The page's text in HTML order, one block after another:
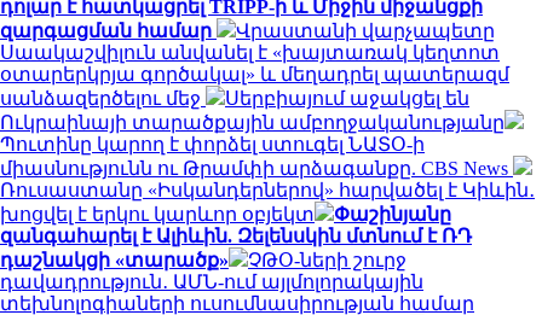
դոլար է հատկացրել TRIPP-ի և Միջին միջանցքի
զարգացման համար
Վրաստանի վարչապետը
Սաակաշվիլուն անվանել է «խայտառակ կեղտոտ
օտարերկրյա գործակալ» և մեղադրել պատերազմ
սանձազերծելու մեջ
Սերբիայում աջակցել են
Ուկրաինայի տարածքային ամբողջականությանը
Պուտինը կարող է փորձել ստուգել ՆԱՏՕ-ի
միասնությունն ու Թրամփի արձագանքը. CBS News
Ռուսաստանը «Իսկանդերներով» հարվածել է Կիևին․
խոցվել է երկու կարևոր օբյեկտ
Փաշինյանը
զանգահարել է Ալիևին. Զելենսկին մտնում է ՌԴ
դաշնակցի «տարածք»
ՉԹՕ-ների շուրջ
դավադրություն․ ԱՄՆ-ում այլմոլորակային
տեխնոլոգիաների ուսումնասիրության համար